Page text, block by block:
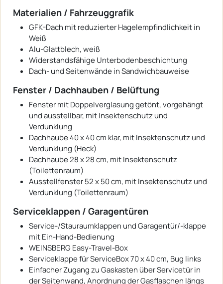
Materialien / Fahrzeuggrafik
GFK-Dach mit reduzierter Hagelempfindlichkeit in
Weiß
Alu-Glattblech, weiß
Widerstandsfähige Unterbodenbeschichtung
Dach- und Seitenwände in Sandwichbauweise
Fenster / Dachhauben / Belüftung
Fenster mit Doppelverglasung getönt, vorgehängt
und ausstellbar, mit Insektenschutz und
Verdunklung
Dachhaube 40 x 40 cm klar, mit Insektenschutz und
Verdunklung (Heck)
Dachhaube 28 x 28 cm, mit Insektenschutz
(Toilettenraum)
Ausstellfenster 52 x 50 cm, mit Insektenschutz und
Verdunklung (Toilettenraum)
Serviceklappen / Garagentüren
Service-/Stauraumklappen und Garagentür/-klappe
mit Ein-Hand-Bedienung
WEINSBERG Easy-Travel-Box
Serviceklappe für ServiceBox 70 x 40 cm, Bug links
Einfacher Zugang zu Gaskasten über Servicetür in
der Seitenwand, Anordnung der Gasflaschen längs